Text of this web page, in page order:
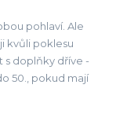
pohlaví. Ale
kvůli poklesu
s doplňky dříve -
50., pokud mají